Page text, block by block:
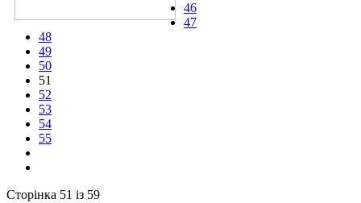
46
47
48
49
50
51
52
53
54
55
Сторінка 51 із 59